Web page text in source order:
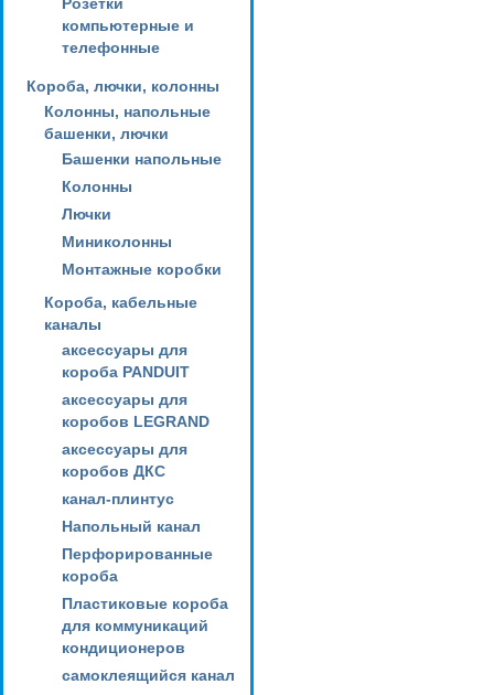
компьютерные и
телефонные
Короба, лючки, колонны
Колонны, напольные
башенки, лючки
Башенки напольные
Колонны
Лючки
Миниколонны
Монтажные коробки
Короба, кабельные
каналы
аксессуары для
короба PANDUIT
аксессуары для
коробов LEGRAND
аксессуары для
коробов ДКС
канал-плинтус
Напольный канал
Перфорированные
короба
Пластиковые короба
для коммуникаций
кондиционеров
самоклеящийся канал